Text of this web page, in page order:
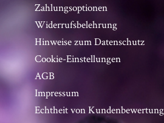
Zahlungsoptionen
Widerrufsbelehrung
Hinweise zum Datenschutz
Cookie-Einstellungen
AGB
Impressum
Echtheit von